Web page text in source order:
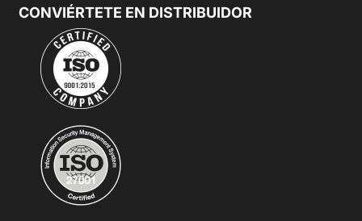
CONVIÉRTETE EN DISTRIBUIDOR